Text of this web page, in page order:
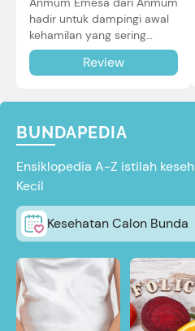
hadir untuk dampingi awal
kehamilan yang sering
diiringi dengan mual dan
muntah. Simak reviewnya di
Review
BUNDAPEDIA
Ensiklopedia A-Z istilah
Kecil
Kesehatan Calon Bunda